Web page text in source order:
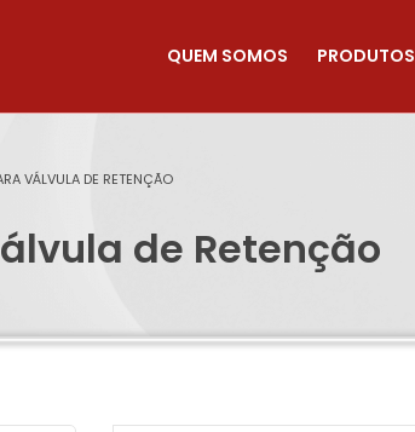
QUEM SOMOS PRODUTOS
VÁLVULA DE RETENÇÃO
de Retenção